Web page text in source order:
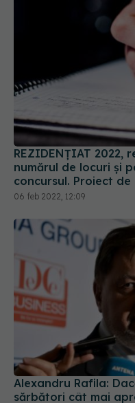
REZIDENȚIAT 2022,
numărul de locuri și
concursul. Proiect
06 feb 2022, 12:09
Alexandru Rafila:
sărbători cât mai
trebuie să fie
30 noi 2021, 23:27